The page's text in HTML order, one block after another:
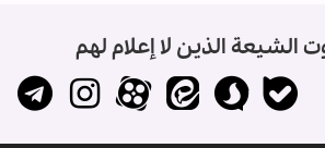
الشيعة الذين لا إعلام لهم